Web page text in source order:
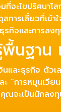
ที่จะไขปริศนาโ
การเลี้ยวที่เข้า
ธุรกิจและการ
พื้นฐาน
นและธุรกิจ ตัว
“การหมุนเวีย
ณจะเป็นนักลง